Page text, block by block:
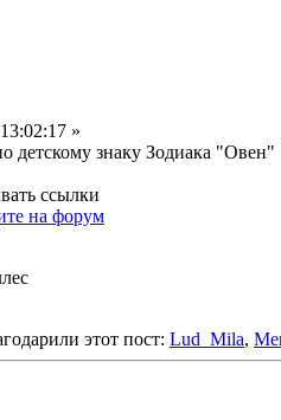
»
детскому знаку Зодиака "Овен"
ссылки
на форум
этот пост: Lud_Mila,